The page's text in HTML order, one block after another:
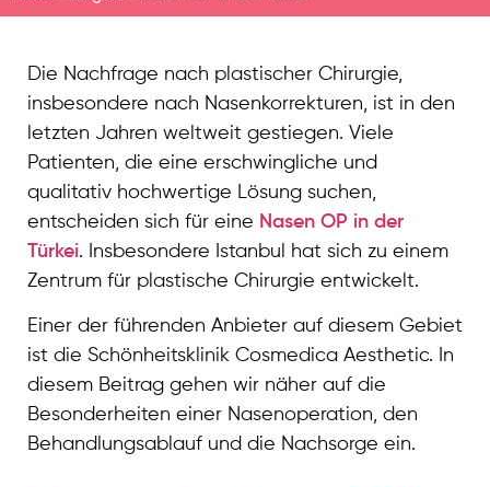
Die Nachfrage nach plastischer Chirurgie,
insbesondere nach Nasenkorrekturen, ist in den
letzten Jahren weltweit gestiegen. Viele
Patienten, die eine erschwingliche und
qualitativ hochwertige Lösung suchen,
entscheiden sich für eine Nasen OP in der
Türkei. Insbesondere Istanbul hat sich zu einem
Zentrum für plastische Chirurgie entwickelt.
Einer der führenden Anbieter auf diesem Gebiet
ist die Schönheitsklinik Cosmedica Aesthetic. In
diesem Beitrag gehen wir näher auf die
Besonderheiten einer Nasenoperation, den
Behandlungsablauf und die Nachsorge ein.